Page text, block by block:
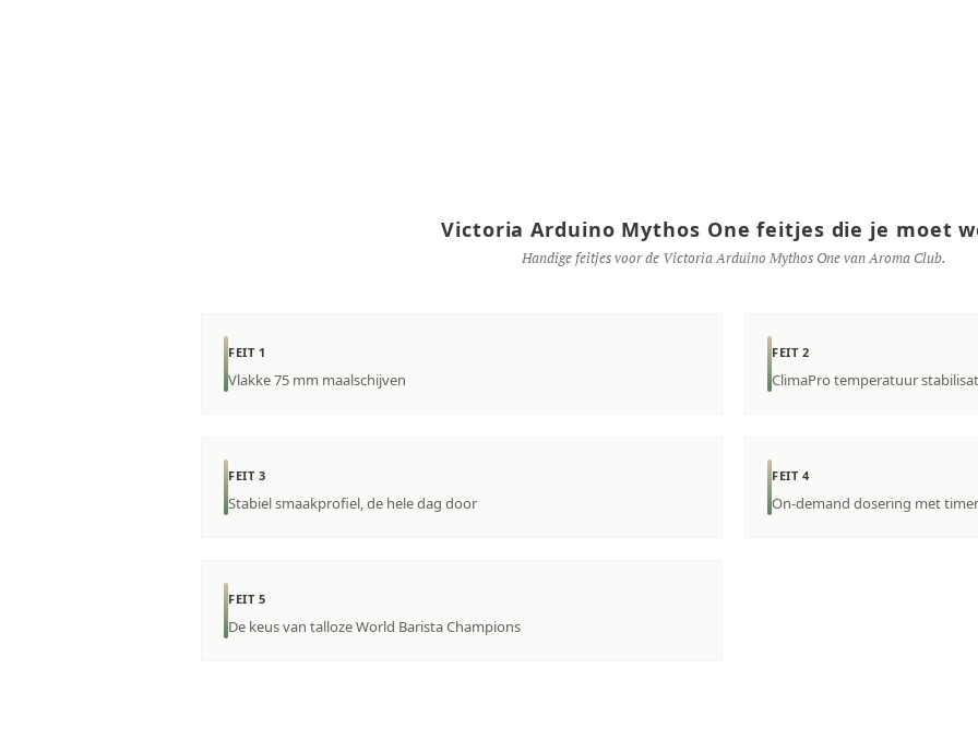
Victoria Arduino Mythos One feitjes die je moet
Handige feitjes voor de Victoria Arduino Mythos One van Aroma Club.
FEIT 1
Vlakke 75 mm maalschijven
FEIT 2
ClimaPro temperatuur
FEIT 3
Stabiel smaakprofiel, de hele dag door
FEIT 4
On-demand dosering met timer
FEIT 5
De keus van talloze World Barista Champions